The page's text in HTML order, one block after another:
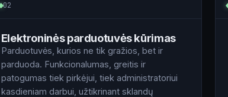
02
Elektroninės parduotuvės kūrimas
Parduotuvės, kurios ne tik gražios, bet ir
parduoda. Funkcionalumas, greitis ir
patogumas tiek pirkėjui, tiek administratoriui
kasdieniam darbui, užtikrinant sklandų